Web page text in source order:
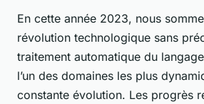
En cette année 2023, nous
révolution technologique sans
traitement automatique du
l’un des domaines les plus
constante évolution. Les progrès